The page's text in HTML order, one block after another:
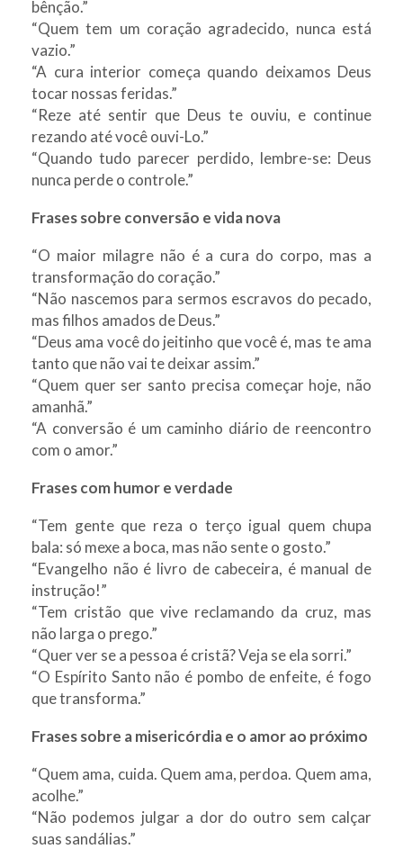
bênção.”
“Quem tem um coração agradecido, nunca está
vazio.”
“A cura interior começa quando deixamos Deus
tocar nossas feridas.”
“Reze até sentir que Deus te ouviu, e continue
rezando até você ouvi-Lo.”
“Quando tudo parecer perdido, lembre-se: Deus
nunca perde o controle.”
Frases sobre conversão e vida nova
“O maior milagre não é a cura do corpo, mas a
transformação do coração.”
“Não nascemos para sermos escravos do pecado,
mas filhos amados de Deus.”
“Deus ama você do jeitinho que você é, mas te ama
tanto que não vai te deixar assim.”
“Quem quer ser santo precisa começar hoje, não
amanhã.”
“A conversão é um caminho diário de reencontro
com o amor.”
Frases com humor e verdade
“Tem gente que reza o terço igual quem chupa
bala: só mexe a boca, mas não sente o gosto.”
“Evangelho não é livro de cabeceira, é manual de
instrução!”
“Tem cristão que vive reclamando da cruz, mas
não larga o prego.”
“Quer ver se a pessoa é cristã? Veja se ela sorri.”
“O Espírito Santo não é pombo de enfeite, é fogo
que transforma.”
Frases sobre a misericórdia e o amor ao próximo
“Quem ama, cuida. Quem ama, perdoa. Quem ama,
acolhe.”
“Não podemos julgar a dor do outro sem calçar
suas sandálias.”